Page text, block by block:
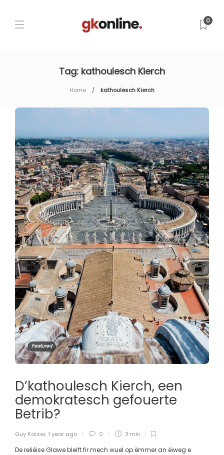
0
Tag: kathoulesch Kierch
Home kathoulesch Kierch
Featured
D’kathoulesch Kierch, een
demokratesch gefouerte
Betrib?
Guy Kaiser, 1 year ago 0 3 min
De reliéise Glawe bleift fir mech wuel op ëmmer an éiweg e